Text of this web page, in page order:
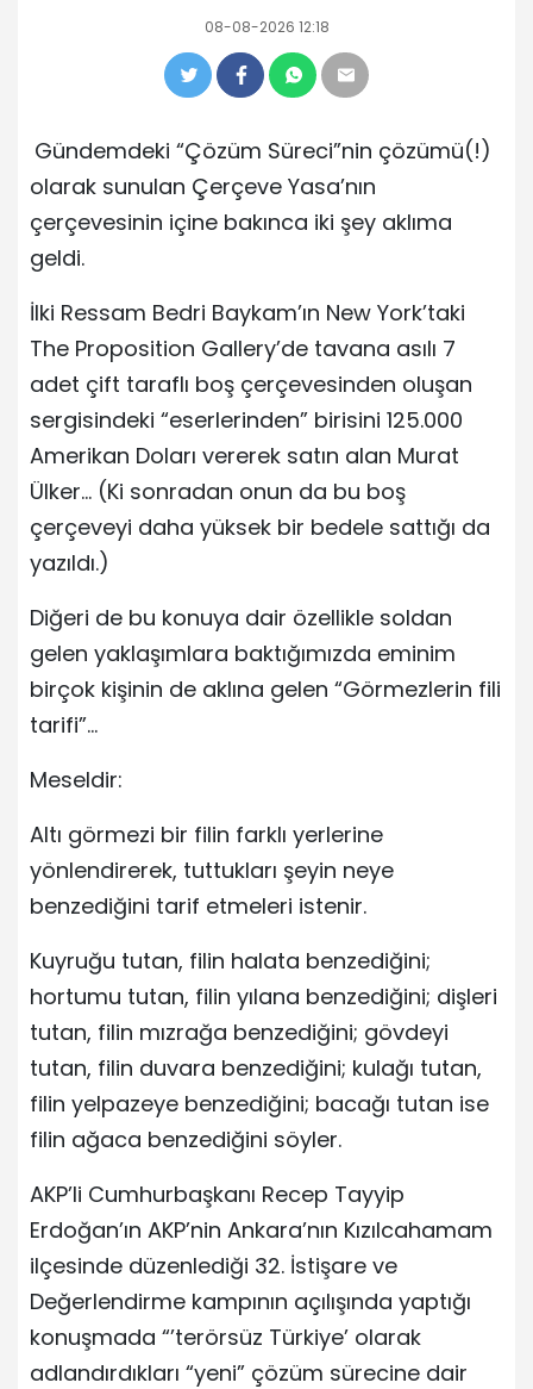
08-08-2026 12:18
Gündemdeki “Çözüm Süreci”nin çözümü(!)
olarak sunulan Çerçeve Yasa’nın
çerçevesinin içine bakınca iki şey aklıma
geldi.
İlki Ressam Bedri Baykam’ın New York’taki
The Proposition Gallery’de tavana asılı 7
adet çift taraflı boş çerçevesinden oluşan
sergisindeki “eserlerinden” birisini 125.000
Amerikan Doları vererek satın alan Murat
Ülker… (Ki sonradan onun da bu boş
çerçeveyi daha yüksek bir bedele sattığı da
yazıldı.)
Diğeri de bu konuya dair özellikle soldan
gelen yaklaşımlara baktığımızda eminim
birçok kişinin de aklına gelen “Görmezlerin fili
tarifi”…
Meseldir:
Altı görmezi bir filin farklı yerlerine
yönlendirerek, tuttukları şeyin neye
benzediğini tarif etmeleri istenir.
Kuyruğu tutan, filin halata benzediğini;
hortumu tutan, filin yılana benzediğini; dişleri
tutan, filin mızrağa benzediğini; gövdeyi
tutan, filin duvara benzediğini; kulağı tutan,
filin yelpazeye benzediğini; bacağı tutan ise
filin ağaca benzediğini söyler.
AKP’li Cumhurbaşkanı Recep Tayyip
Erdoğan’ın AKP’nin Ankara’nın Kızılcahamam
ilçesinde düzenlediği 32. İstişare ve
Değerlendirme kampının açılışında yaptığı
konuşmada “’terörsüz Türkiye’ olarak
adlandırdıkları “yeni” çözüm sürecine dair